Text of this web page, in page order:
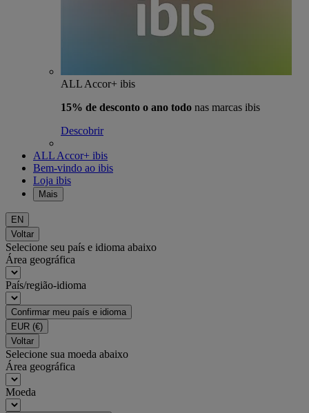
ALL Accor+ ibis
15% de desconto o ano todo nas marcas ibis
Descobrir
ALL Accor+ ibis
Bem-vindo ao ibis
Loja ibis
Mais
EN
Voltar
Selecione seu país e idioma abaixo
Área geográfica
País/região-idioma
Confirmar meu país e idioma
EUR (€)
Voltar
Selecione sua moeda abaixo
Área geográfica
Moeda